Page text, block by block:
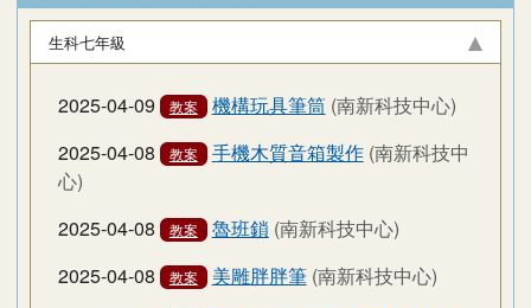
生科七年級
2025-04-09 教案 機構玩具筆筒 (南新科技中心)
2025-04-08
教案 手機木質音箱製作 (南新科技中
心)
2025-04-08
教案 魯班鎖 (南新科技中心)
2025-04-08
教案 美雕胖胖筆 (南新科技中心)